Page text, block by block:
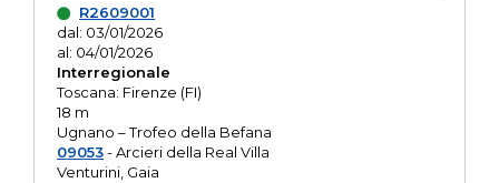
R2609001
dal: 03/01/2026
al: 04/01/2026
Interregionale
Toscana: Firenze (FI)
18 m
Ugnano – Trofeo della Befana
09053- Arcieri della Real Villa
Venturini, Gaia